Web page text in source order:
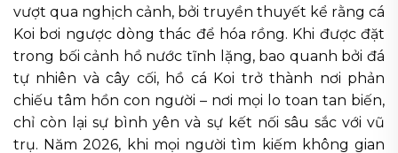
vượt qua nghịch cảnh, bởi truyền thuyết kể rằng cá
Koi bơi ngược dòng thác để hóa rồng. Khi được đặt
trong bối cảnh hồ nước tĩnh lặng, bao quanh bởi đá
tự nhiên và cây cối, hồ cá Koi trở thành nơi phản
chiếu tâm hồn con người – nơi mọi lo toan tan biến,
chỉ còn lại sự bình yên và sự kết nối sâu sắc với vũ
trụ. Năm 2026, khi mọi người tìm kiếm không gian